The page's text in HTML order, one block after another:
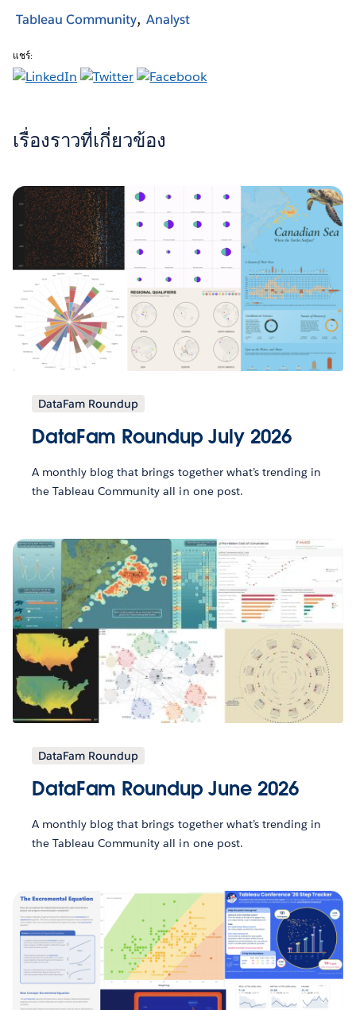
Tableau Community Analyst
แชร์:
เรื่องราวที่เกี่ยวข้อง
DataFam Roundup
DataFam Roundup July 2026
A monthly blog that brings together what’s trending in
the Tableau Community all in one post.
DataFam Roundup
DataFam Roundup June 2026
A monthly blog that brings together what’s trending in
the Tableau Community all in one post.